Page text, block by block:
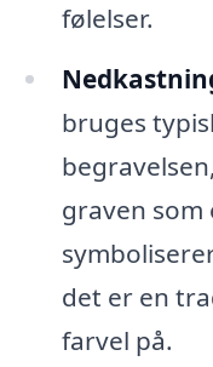
følelser.
bruges
graven som
det er en
farvel på.